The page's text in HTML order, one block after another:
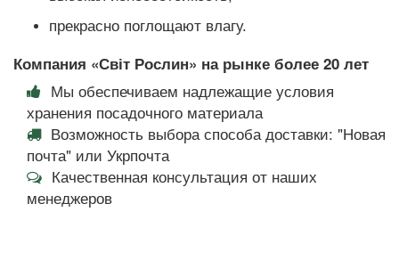
прекрасно поглощают влагу.
Компания «Світ Рослин» на рынке более 20 лет
Мы обеспечиваем надлежащие условия
хранения посадочного материала
Возможность выбора способа доставки: "Новая
почта" или Укрпочта
Качественная консультация от наших
менеджеров